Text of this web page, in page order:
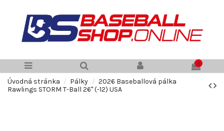
0
Úvodná stránka Pálky
2026 Baseballová pálka
Rawlings STORM T-Ball 26" (-12) USA